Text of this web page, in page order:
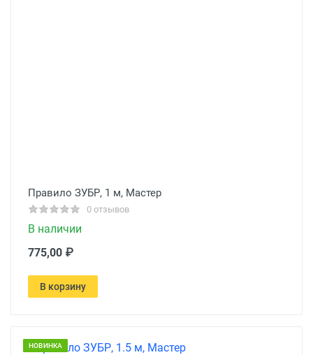
Правило ЗУБР, 1 м, Мастер
0 отзывов
В наличии
775,00 ₽
В корзину
НОВИНКА